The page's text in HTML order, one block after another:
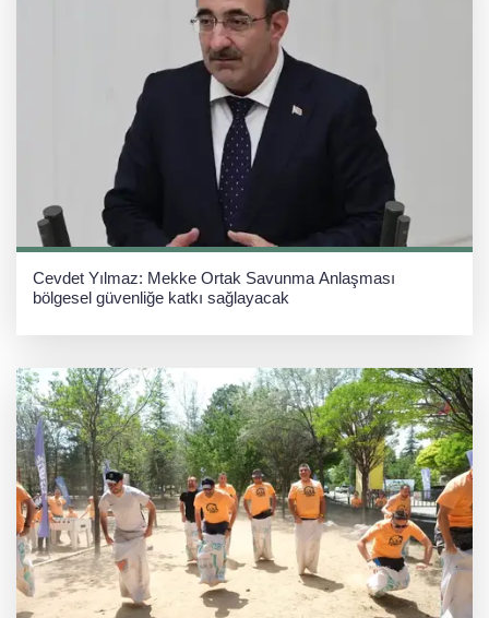
Cevdet Yılmaz: Mekke Ortak Savunma Anlaşması
bölgesel güvenliğe katkı sağlayacak